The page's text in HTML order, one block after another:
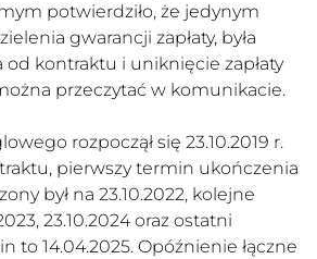
potwierdziło, że jedynym
gwarancji zapłaty, była
kontraktu i uniknięcie zapłaty
przeczytać w komunikacie.
rozpoczął się 23.10.2019 r.
pierwszy termin ukończenia
był na 23.10.2022, kolejne
23.10.2024 oraz ostatni
to 14.04.2025. Opóźnienie łączne